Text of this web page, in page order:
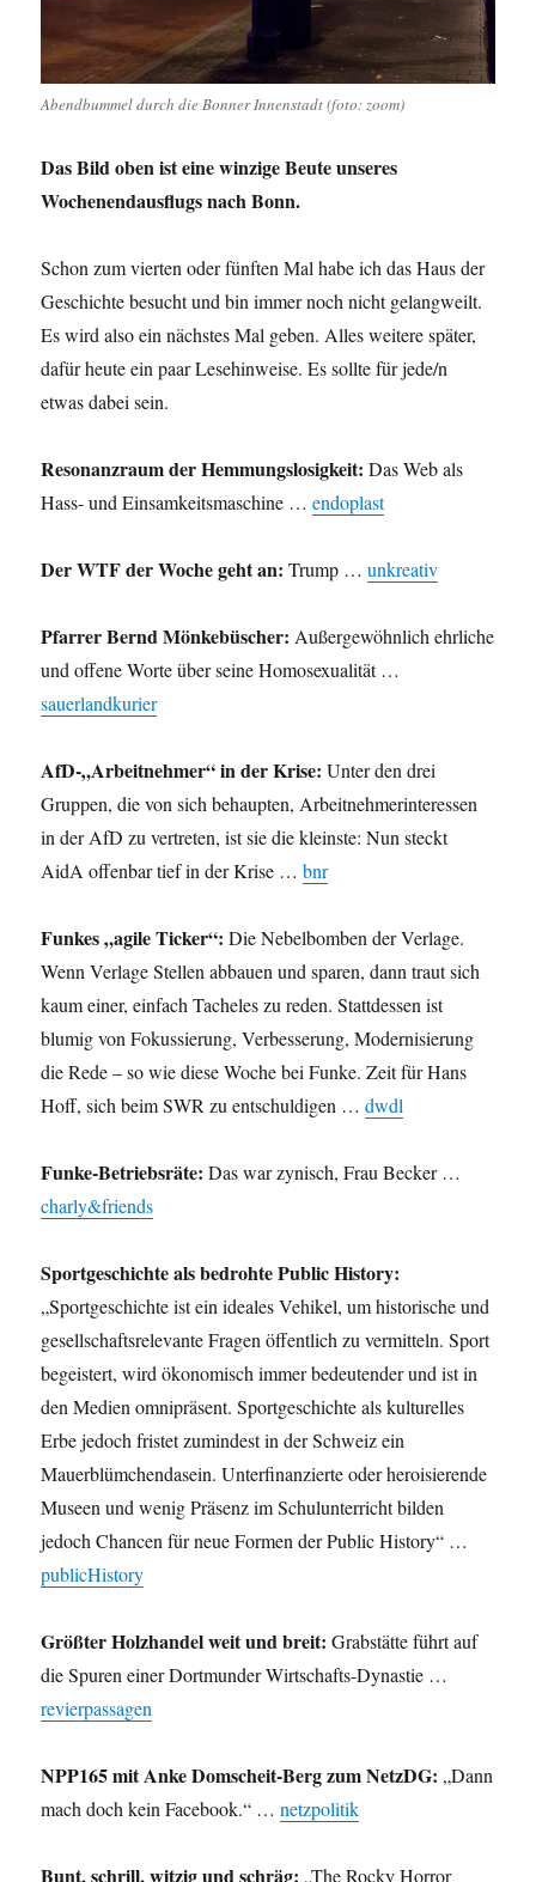
Abendbummel durch die Bonner Innenstadt (foto: zoom)
Das Bild oben ist eine winzige Beute unseres
Wochenendausflugs nach Bonn.
Schon zum vierten oder fünften Mal habe ich das Haus der
Geschichte besucht und bin immer noch nicht gelangweilt.
Es wird also ein nächstes Mal geben. Alles weitere später,
dafür heute ein paar Lesehinweise. Es sollte für jede/n
etwas dabei sein.
Resonanzraum der Hemmungslosigkeit: Das Web als
Hass- und Einsamkeitsmaschine …endoplast
Der WTF der Woche geht an: Trump …unkreativ
Pfarrer Bernd Mönkebüscher: Außergewöhnlich ehrliche
und offene Worte über seine Homosexualität …
sauerlandkurier
AfD-„Arbeitnehmer“ in der Krise: Unter den drei
Gruppen, die von sich behaupten, Arbeitnehmerinteressen
in der AfD zu vertreten, ist sie die kleinste: Nun steckt
AidA offenbar tief in der Krise …bnr
Funkes „agile Ticker“: Die Nebelbomben der Verlage.
Wenn Verlage Stellen abbauen und sparen, dann traut sich
kaum einer, einfach Tacheles zu reden. Stattdessen ist
blumig von Fokussierung, Verbesserung, Modernisierung
die Rede – so wie diese Woche bei Funke. Zeit für Hans
Hoff, sich beim SWR zu entschuldigen …dwdl
Funke-Betriebsräte: Das war zynisch, Frau Becker …
charly&friends
Sportgeschichte als bedrohte Public History:
„Sportgeschichte ist ein ideales Vehikel, um historische und
gesellschaftsrelevante Fragen öffentlich zu vermitteln. Sport
begeistert, wird ökonomisch immer bedeutender und ist in
den Medien omnipräsent. Sportgeschichte als kulturelles
Erbe jedoch fristet zumindest in der Schweiz ein
Mauerblümchendasein. Unterfinanzierte oder heroisierende
Museen und wenig Präsenz im Schulunterricht bilden
jedoch Chancen für neue Formen der Public History“ …
publicHistory
Größter Holzhandel weit und breit: Grabstätte führt auf
die Spuren einer Dortmunder Wirtschafts-Dynastie …
revierpassagen
NPP165 mit Anke Domscheit-Berg zum NetzDG: „Dann
mach doch kein Facebook.“ …netzpolitik
Bunt, schrill, witzig und schräg: „The Rocky Horror